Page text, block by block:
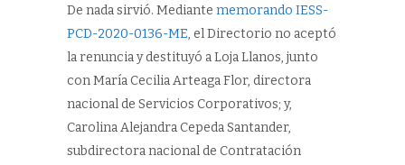
De nada sirvió. Mediante memorando IESS-
PCD-2020-0136-ME, el Directorio no aceptó
la renuncia y destituyó a Loja Llanos, junto
con María Cecilia Arteaga Flor, directora
nacional de Servicios Corporativos; y,
Carolina Alejandra Cepeda Santander,
subdirectora nacional de Contratación